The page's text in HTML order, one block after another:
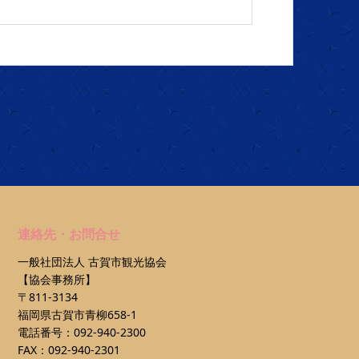
連絡先・お問合せ
一般社団法人 古賀市観光協会
【協会事務所】
〒811-3134
福岡県古賀市青柳658-1
電話番号：092-940-2300
FAX：092-940-2301